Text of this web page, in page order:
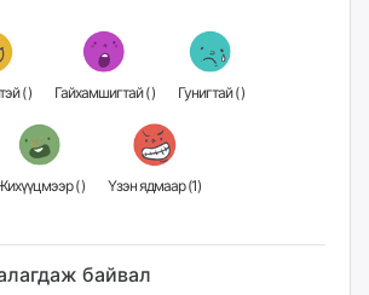
Хөгжилтэй () Гайхамшигтай () Гунигтай ()
Жихүүцмээр () Үзэн ядмаар (1)
байвал